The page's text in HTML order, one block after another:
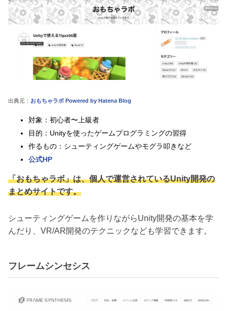
出典元： おもちゃラボ Powered by Hatena Blog
対象：初心者〜上級者
目的：Unityを使ったゲームプログラミングの習得
作るもの：シューティングゲームやモグラ叩きなど
公式HP
「おもちゃラボ」は、個人で運営されているUnity開発の
まとめサイトです。
シューティングゲームを作りながらUnity開発の基本を学
んだり、VR/AR開発のテクニックなども学習できます。
フレームシンセシス